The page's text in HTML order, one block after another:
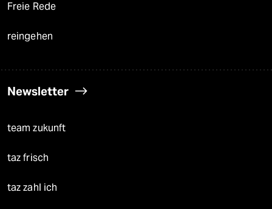
Freie Rede
reingehen
Newsletter
team zukunft
taz frisch
taz zahl ich